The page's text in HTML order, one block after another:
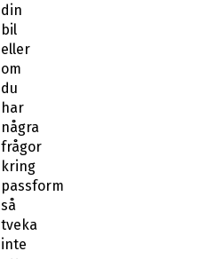
din
bil
eller
om
du
har
några
frågor
kring
passform
så
tveka
inte